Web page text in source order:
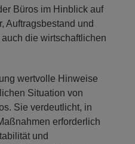
Büros im Hinblick auf
Auftragsbestand und
die wirtschaftlichen
wertvolle Hinweise
Situation von
Sie verdeutlicht, in
erforderlich
und